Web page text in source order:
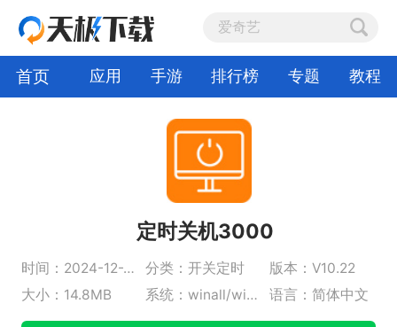
首页 应用 手游 排行榜 专题 教程
定时关机3000
时间：2024-12-25 分类：开关定时
版本：V10.22
大小：14.8MB
系统：winall/win7/win10/win11 语言：简体中文